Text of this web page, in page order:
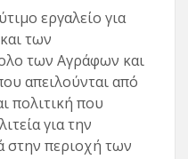
εργαλείο για
των
των Αγράφων και
απειλούνται από
πολιτική που
για την
στην περιοχή των